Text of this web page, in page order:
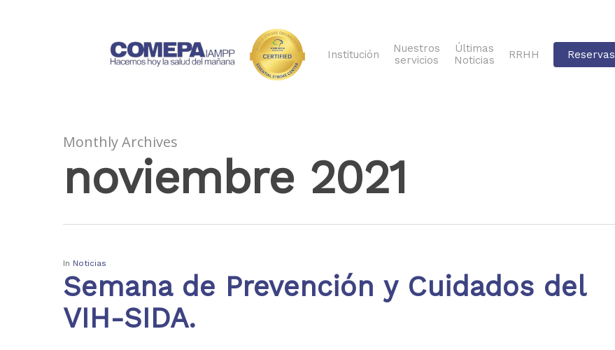
Institución
Nuestros
servicios
Últimas
Noticias
RRHH Reservas
Monthly Archives
noviembre 2021
In Noticias
Semana de Prevención y Cuidados del
VIH-SIDA.